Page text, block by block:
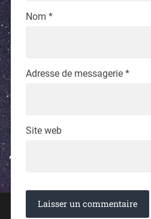
Nom *
Adresse de messagerie *
Site web